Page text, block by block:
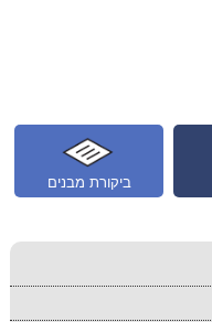
ביקורת מבנים